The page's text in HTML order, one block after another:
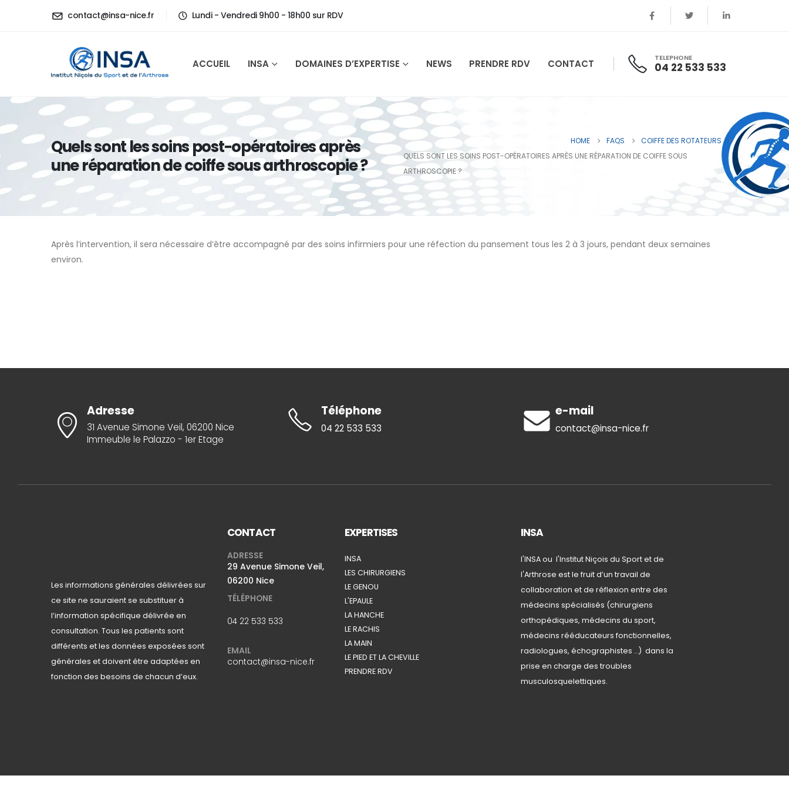
contact@insa-nice.fr Lundi - Vendredi 9h00 - 18h00 sur RDV
ACCUEIL INSA DOMAINES D’EXPERTISE NEWS PRENDRE RDV CONTACT TELEPHONE
04 22 533 533
Quels sont les soins post-opératoires après
une réparation de coiffe sous arthroscopie ?
HOME FAQS
COIFFE DES ROTATEURS
QUELS SONT LES SOINS POST-OPÉRATOIRES APRÈS UNE RÉPARATION DE COIFFE SOUS
ARTHROSCOPIE ?
Après l’intervention, il sera nécessaire d’être accompagné par des soins infirmiers pour une réfection du pansement tous les 2 à 3 jours, pendant deux semaines
environ.
Adresse
31 Avenue Simone Veil, 06200 Nice
Immeuble le Palazzo - 1er Etage
Téléphone
04 22 533 533
e-mail
contact@insa-nice.fr
Les informations générales délivrées sur
ce site ne sauraient se substituer à
l’information spécifique délivrée en
consultation. Tous les patients sont
différents et les données exposées sont
générales et doivent être adaptées en
fonction des besoins de chacun d’eux.
CONTACT
ADRESSE
29 Avenue Simone Veil,
06200 Nice
TÉLÉPHONE
04 22 533 533
EMAIL
contact@insa-nice.fr
EXPERTISES
INSA
LES CHIRURGIENS
LE GENOU
L'EPAULE
LA HANCHE
LE RACHIS
LA MAIN
LE PIED ET LA CHEVILLE
PRENDRE RDV
INSA
l'INSA ou l'Institut Niçois du Sport et de
l'Arthrose est le fruit d’un travail de
collaboration et de réflexion entre des
médecins spécialisés (chirurgiens
orthopédiques, médecins du sport,
médecins rééducateurs fonctionnelles,
radiologues, échographistes …) dans la
prise en charge des troubles
musculosquelettiques.